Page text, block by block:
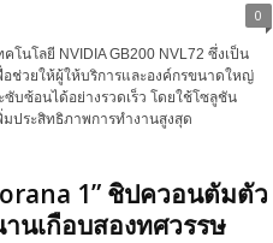
0
โนโลยี NVIDIA GB200 NVL72 ซึ่งเป็น
ช่วยให้ผู้ให้บริการและองค์กรขนาดใหญ่
บซ้อนได้อย่างรวดเร็ว โดยใช้โซลูชัน
มประสิทธิภาพการทำงานสูงสุด
1” ชิปควอนตัมตัว
นเกือบสองทศวรรษ